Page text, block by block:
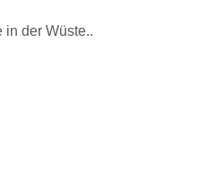
in der Wüste..